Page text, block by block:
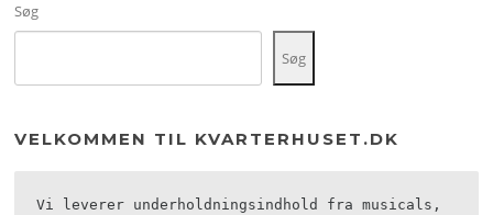
Søg
Søg
VELKOMMEN TIL KVARTERHUSET.DK
Vi leverer underholdningsindhold fra musicals,